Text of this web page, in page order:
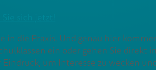
sich jetzt!
die Praxis. Und genau hier
ein oder gehen Sie direkt
um Interesse zu wecken